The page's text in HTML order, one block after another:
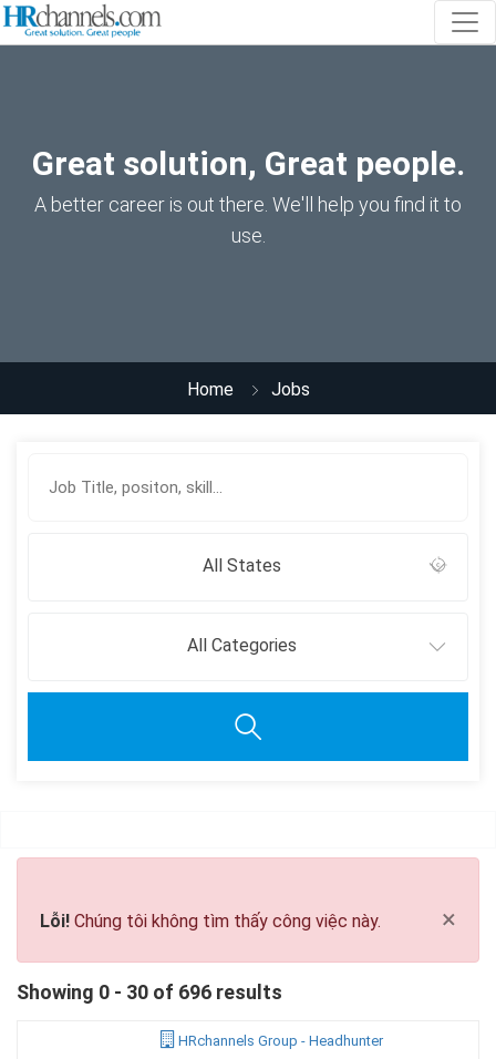
Great solution, Great people.
A better career is out there. We'll help you find it to
use.
Home Jobs
All States
All Categories
×
Lỗi! Chúng tôi không tìm thấy công việc này.
Showing 0 - 30 of 696 results
HRchannels Group - Headhunter